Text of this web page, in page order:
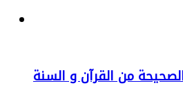
من القرآن و السنة